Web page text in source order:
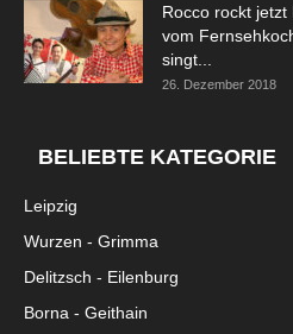
Rocco rockt
vom
singt...
26. Dezember 2018
BELIEBTE KATEGORIE
Leipzig
Wurzen - Grimma
Delitzsch - Eilenburg
Borna - Geithain